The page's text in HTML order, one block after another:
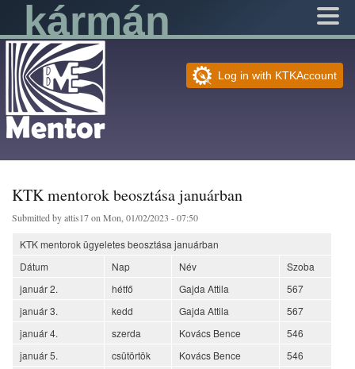
Skip to
main
content
kármán
Mentor
User login Log in with KTKAccount
KTK mentorok beosztása januárban
Submitted byattis17on Mon, 01/02/2023 - 07:50
KTK mentorok ügyeletes beosztása januárban
Dátum
Nap Név
Szoba
január 2.
hétfő Gajda Attila
567
január 3.
kedd Gajda Attila
567
január 4.
szerda Kovács Bence
546
január 5.
csütörtök Kovács Bence
546